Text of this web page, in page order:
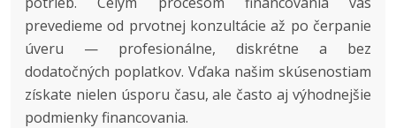
prevedieme od prvotnej konzultácie až po čerpanie
úveru — profesionálne, diskrétne a bez
dodatočných poplatkov. Vďaka našim skúsenostiam
získate nielen úsporu času, ale často aj výhodnejšie
podmienky financovania.